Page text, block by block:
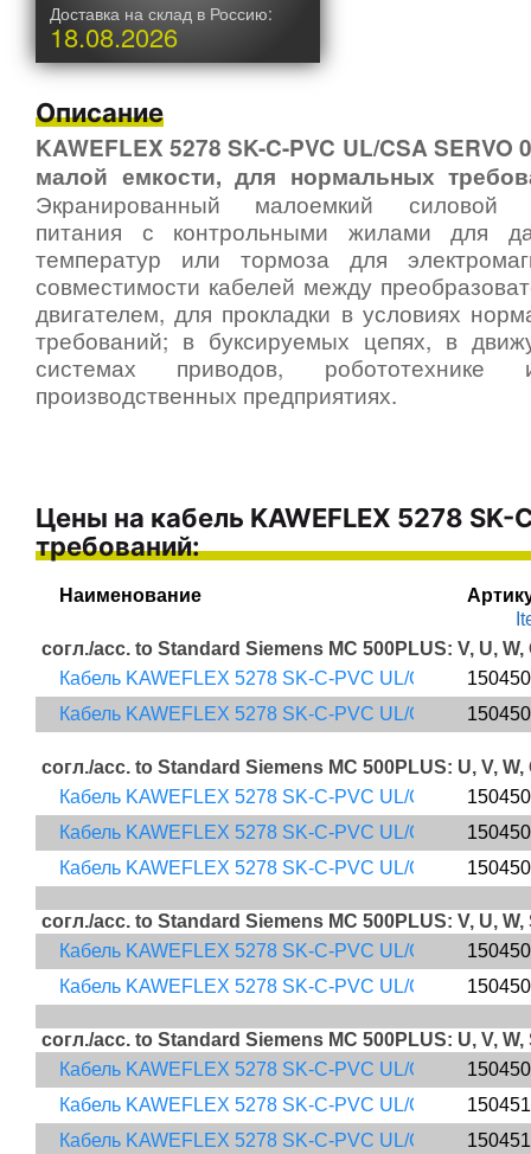
Доставка на склад в Россию:
18.08.2026
Описание
KAWEFLEX 5278 SK-C-PVC UL/CSA SERVO
малой емкости, для нормальных
Экранированный малоемкий силовой
питания с контрольными жилами для
температур или тормоза для
совместимости кабелей между
двигателем, для прокладки в условиях
требований; в буксируемых цепях, в
системах приводов,
производственных предприятиях.
Цены на кабель KAWEFLEX 5278
требований:
Наименование
согл./acc. to Standard Siemens MC 500PLUS: V, U, W,
Кабель KAWEFLEX 5278 SK-C-PVC UL/CSA
Кабель KAWEFLEX 5278 SK-C-PVC UL/CSA
согл./acc. to Standard Siemens MC 500PLUS: U, V, W,
Кабель KAWEFLEX 5278 SK-C-PVC UL/CSA
Кабель KAWEFLEX 5278 SK-C-PVC UL/CSA
Кабель KAWEFLEX 5278 SK-C-PVC UL/CSA
согл./acc. to Standard Siemens MC 500PLUS: V, U, W,
Кабель KAWEFLEX 5278 SK-C-PVC UL/CSA
Кабель KAWEFLEX 5278 SK-C-PVC UL/CSA
согл./acc. to Standard Siemens MC 500PLUS: U, V, W,
Кабель KAWEFLEX 5278 SK-C-PVC UL/CSA
Кабель KAWEFLEX 5278 SK-C-PVC UL/CSA
Кабель KAWEFLEX 5278 SK-C-PVC UL/CSA